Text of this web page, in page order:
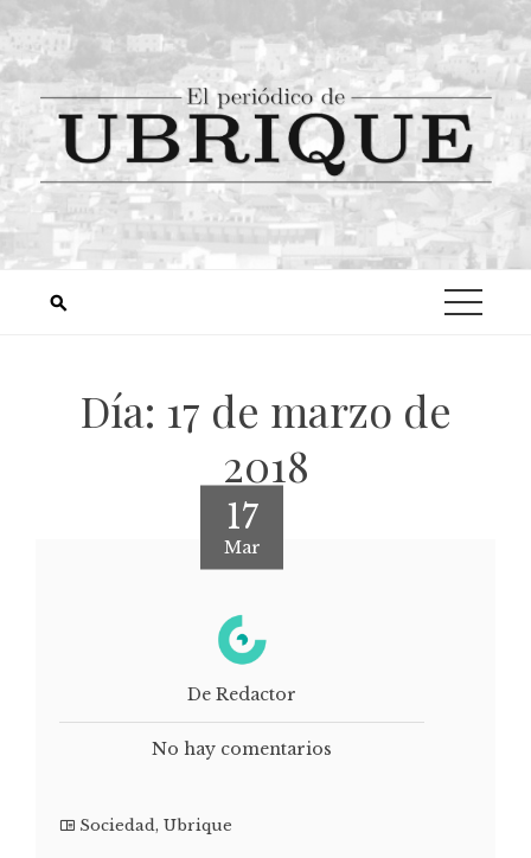
Día: 17 de marzo de
2018
17
Mar
De Redactor
No hay comentarios
Sociedad, Ubrique